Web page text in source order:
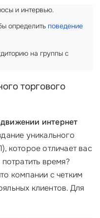
и интервью.
определить поведение
на группы с
торгового
интернет
уникального
которое отличает вас
время?
компании с четким
клиентов. Для